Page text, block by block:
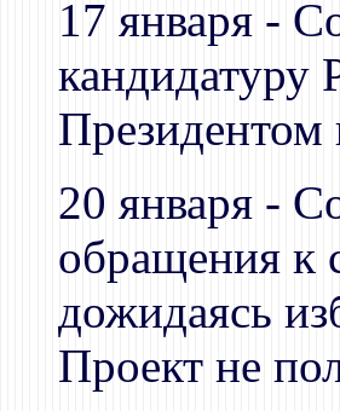
17 января -
кандидатуру
20 января -
обращения к
дожидаясь
Проект не